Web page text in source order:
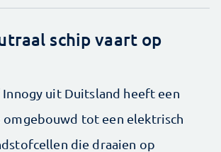
schip vaart op
uit Duitsland heeft een
omgebouwd tot een elektrisch
die draaien op